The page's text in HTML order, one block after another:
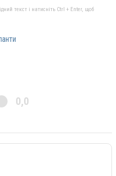
текст і натисніть Ctrl + Enter, щоб
0,0